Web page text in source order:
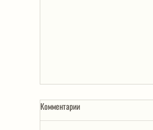
Комментарии